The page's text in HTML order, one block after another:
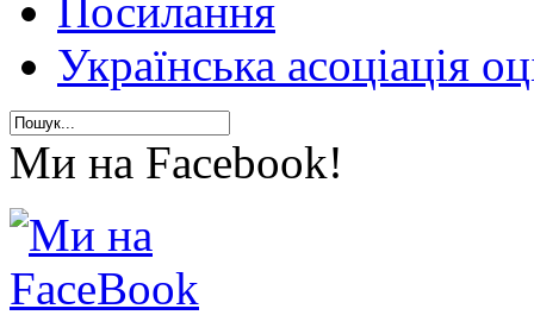
Посилання
Українська асоціація
Ми на Facebook!